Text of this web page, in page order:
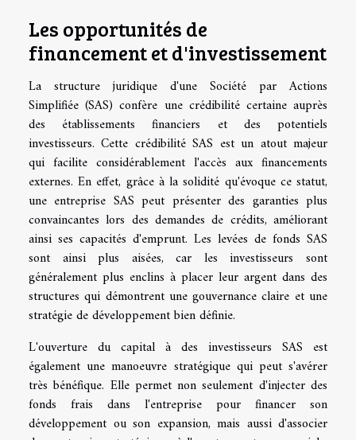
Les opportunités de
financement et d'investissement
La structure juridique d'une Société par Actions
Simplifiée (SAS) confère une crédibilité certaine auprès
des établissements financiers et des potentiels
investisseurs. Cette crédibilité SAS est un atout majeur
qui facilite considérablement l'accès aux financements
externes. En effet, grâce à la solidité qu'évoque ce statut,
une entreprise SAS peut présenter des garanties plus
convaincantes lors des demandes de crédits, améliorant
ainsi ses capacités d'emprunt. Les levées de fonds SAS
sont ainsi plus aisées, car les investisseurs sont
généralement plus enclins à placer leur argent dans des
structures qui démontrent une gouvernance claire et une
stratégie de développement bien définie.
L'ouverture du capital à des investisseurs SAS est
également une manoeuvre stratégique qui peut s'avérer
très bénéfique. Elle permet non seulement d'injecter des
fonds frais dans l'entreprise pour financer son
développement ou son expansion, mais aussi d'associer